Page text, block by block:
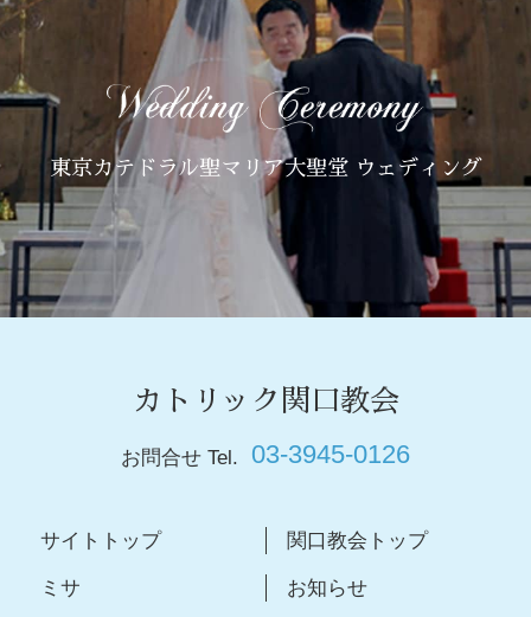
東京カテドラル聖マリア大聖堂 ウェディング
カトリック関口教会
お問合せ Tel. 03-3945-0126
サイトトップ 関口教会トップ
ミサ お知らせ